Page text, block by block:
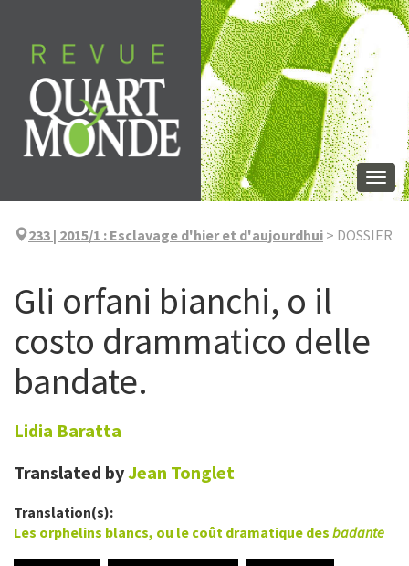
content
233 | 2015/1 : Esclavage d'hier et d'aujourdhui > DOSSIER
Gli orfani bianchi, o il
costo drammatico delle
bandate.
Lidia Baratta
Translated byJean Tonglet
Translation(s):
Les orphelins blancs, ou le coût dramatique des badante